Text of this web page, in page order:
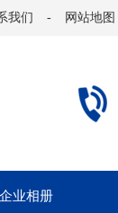
我们 - 网站地图
企业相册